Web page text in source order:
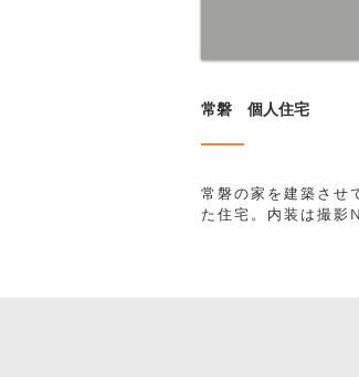
​常磐 個人住宅
常磐の家を建築させ
た住宅。内装は撮影